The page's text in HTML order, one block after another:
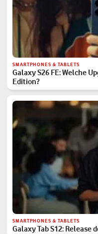
SMARTPHONES & TABLETS
Galaxy S26 FE: Welche
Edition?
SMARTPHONES & TABLETS
Galaxy Tab S12: Release